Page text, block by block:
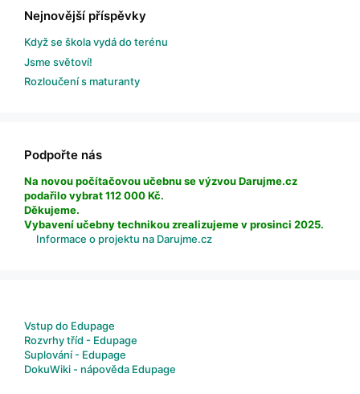
Nejnovější příspěvky
Když se škola vydá do terénu
Jsme světoví!
Rozloučení s maturanty
Podpořte nás
Na novou počítačovou učebnu se výzvou Darujme.cz
podařilo vybrat 112 000 Kč.
Děkujeme.
Vybavení učebny technikou zrealizujeme v prosinci 2025.
Informace o projektu na Darujme.cz
Vstup do Edupage
Rozvrhy tříd - Edupage
Suplování - Edupage
DokuWiki - nápověda Edupage